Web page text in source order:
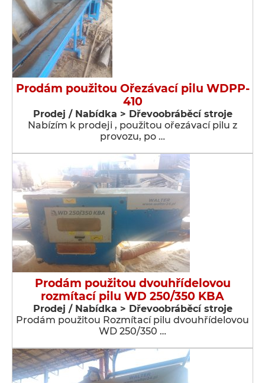
Prodám použitou Ořezávací pilu WDPP-
410
Prodej / Nabídka > Dřevoobráběcí stroje
Nabízím k prodeji , použitou ořezávací pilu z
provozu, po …
Prodám použitou dvouhřídelovou
rozmítací pilu WD 250/350 KBA
Prodej / Nabídka > Dřevoobráběcí stroje
Prodám použitou Rozmítací pilu dvouhřídelovou
WD 250/350 …